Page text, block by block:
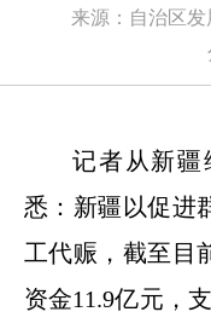
来源： 自治区
记者从新疆
悉：新疆以促进
工代赈，截至目
资金11.9亿元，